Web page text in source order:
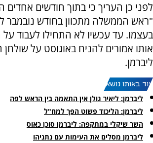
לפני כן העריך כי בתוך חודשים
"ראש הממשלה מתכוון בחודש נובמבר
בעצמו. עד עכשיו לא התחילו לעבוד
אותו אמורים להניח באוגוסט על
ליברמן.
עוד באותו נושא:
ליברמן: ליאיר גולן אין התאמה בין הראש לפה
ליברמן: הליכוד פשוט הפך למח"ל
השר שיקלי במתקפה: ליברמן סוכן כאוס
ליברמן מסלים את העימות עם נתניהו